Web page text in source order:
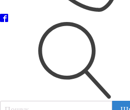
Пошук: